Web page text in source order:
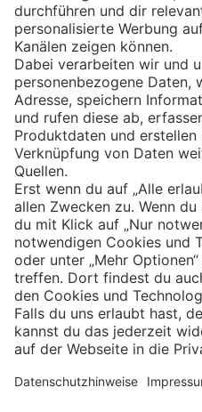
Eishockey
Impressum
Privatsphäre-Einstellungen